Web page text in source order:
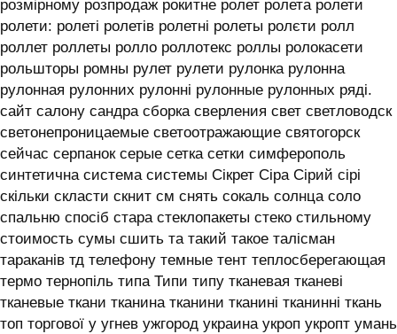
розмірному розпродаж рокитне ролет ролета ролети
ролети: ролеті ролетів ролетні ролеты ролєти ролл
роллет роллеты ролло роллотекс роллы ролокасети
рольшторы ромны рулет рулети рулонка рулонна
рулонная рулонних рулонні рулонные рулонных ряді.
сайт салону сандра сборка сверления свет светловодск
светонепроницаемые светоотражающие святогорск
сейчас серпанок серые сетка сетки симферополь
синтетична система системы ‎Сікрет Сіра Сірий сірі
скільки скласти скнит см снять сокаль солнца соло
спальню спосіб стара стеклопакеты стеко стильному
стоимость сумы сшить та такий такое талісман
тараканів тд телефону темные тент теплосберегающая
термо тернопіль типа Типи типу тканевая тканеві
тканевые ткани тканина тканини тканині тканинні ткань
топ торгової у угнев ужгород украина укроп укропт умань